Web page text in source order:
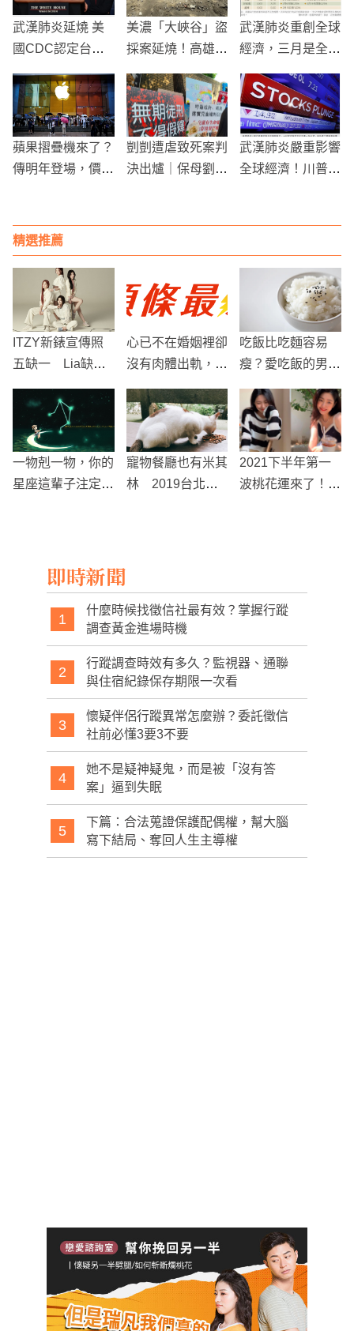
武漢肺炎延燒 美
國CDC認定台日
播情形
美濃「大峽谷」盜
採案延燒！高雄議
婦交保 承租人遭
收押
武漢肺炎重創全球
經濟，三月是全球
蘋果摺疊機來了？
傳明年登場，價格
剴剴遭虐致死案判
決出爐｜保母劉彩
武漢肺炎嚴重影響
全球經濟！川普減
精選推薦
ITZY新錶宣傳照
五缺一 Lia缺席
心已不在婚姻裡卻
沒有肉體出軌，這
成背叛？
吃飯比吃麵容易
瘦？愛吃飯的男生
腰圍小...醫師揭背
後真相，怎麼搭較
有飽足感？
一物剋一物，你的
星座這輩子注定被
寵物餐廳也有米其
林 2019台北
2021下半年第一
波桃花運來了！
即時新聞
1
什麼時候找徵信社最有效？掌握行蹤
調查黃金進場時機
2
行蹤調查時效有多久？監視器、通聯
與住宿紀錄保存期限一次看
3
懷疑伴侶行蹤異常怎麼辦？委託徵信
社前必懂3要3不要
4
她不是疑神疑鬼，而是被「沒有答
案」逼到失眠
5
下篇：合法蒐證保護配偶權，幫大腦
寫下結局、奪回人生主導權